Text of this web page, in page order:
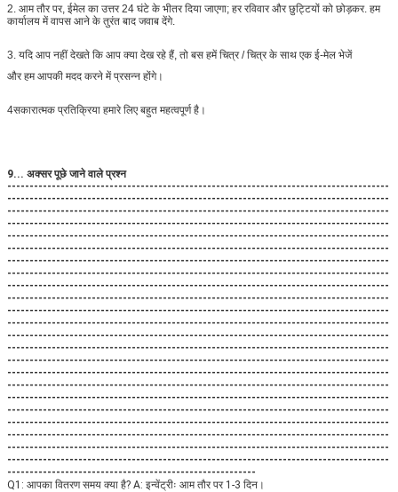
2. आम तौर पर, ईमेल का उत्तर 24 घंटे के भीतर दिया जाएगा; हर रविवार और छुट्टियों को छोड़कर. हम
कार्यालय में वापस आने के तुरंत बाद जवाब देंगे.
3. यदि आप नहीं देखते कि आप क्या देख रहे हैं, तो बस हमें चित्र / चित्र के साथ एक ई-मेल भेजें
और हम आपकी मदद करने में प्रसन्न होंगे।
4सकारात्मक प्रतिक्रिया हमारे लिए बहुत महत्वपूर्ण है।
9... अक्सर पूछे जाने वाले प्रश्न
--------------------------------------------------------------------------------------
--------------------------------------------------------------------------------------
--------------------------------------------------------------------------------------
--------------------------------------------------------------------------------------
--------------------------------------------------------------------------------------
--------------------------------------------------------------------------------------
--------------------------------------------------------------------------------------
--------------------------------------------------------------------------------------
--------------------------------------------------------------------------------------
--------------------------------------------------------------------------------------
--------------------------------------------------------------------------------------
--------------------------------------------------------------------------------------
--------------------------------------------------------------------------------------
--------------------------------------------------------------------------------------
--------------------------------------------------------------------------------------
--------------------------------------------------------------------------------------
--------------------------------------------------------------------------------------
--------------------------------------------------------------------------------------
--------------------------------------------------------------------------------------
--------------------------------------------------------------------------------------
--------------------------------------------------------------------------------------
--------------------------------------------------------------------------------------
--------------------------------------------------------------------------------------
--------------------------------------------------------
Q1: आपका वितरण समय क्या है? A: इन्वेंट्रीः आम तौर पर 1-3 दिन।